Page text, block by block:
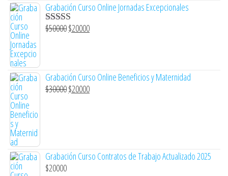
Grabación Curso Online Jornadas Excepcionales
Valorado con
$50000$20000
Grabación Curso Online Beneficios y Maternidad
$30000$20000
Grabación Curso Contratos de Trabajo Actualizado 2025
$20000